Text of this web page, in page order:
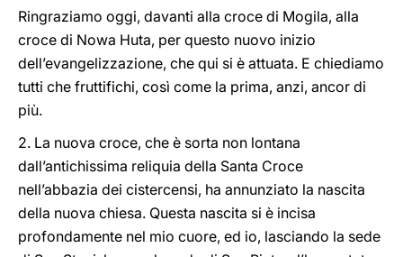
Ringraziamo oggi, davanti alla croce di Mogila, alla
croce di Nowa Huta, per questo nuovo inizio
dell’evangelizzazione, che qui si è attuata. E chiediamo
tutti che fruttifichi, così come la prima, anzi, ancor di
più.
2. La nuova croce, che è sorta non lontana
dall’antichissima reliquia della Santa Croce
nell’abbazia dei cistercensi, ha annunziato la nascita
della nuova chiesa. Questa nascita si è incisa
profondamente nel mio cuore, ed io, lasciando la sede